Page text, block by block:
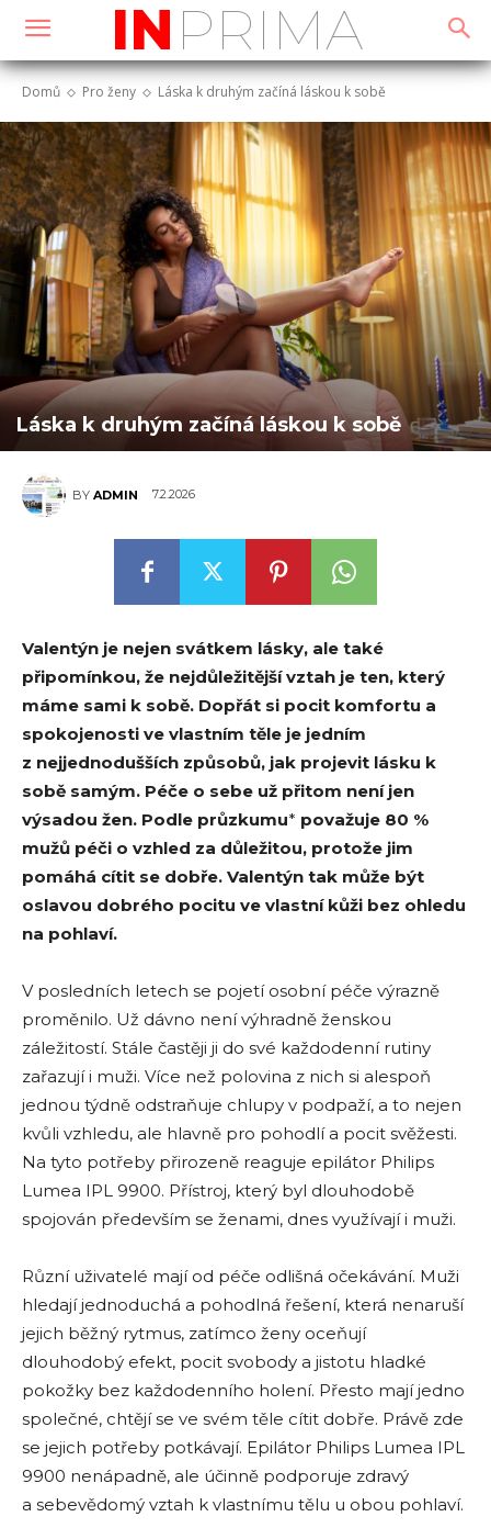
INPRIMA
Domů Pro ženy Láska k druhým začíná láskou k sobě
Láska k druhým začíná láskou k sobě
BY ADMIN 7.2.2026
Valentýn je nejen svátkem lásky, ale také
připomínkou, že nejdůležitější vztah je ten, který
máme sami k sobě. Dopřát si pocit komfortu a
spokojenosti ve vlastním těle je jedním
z nejjednodušších způsobů, jak projevit lásku k
sobě samým. Péče o sebe už přitom není jen
výsadou žen. Podle průzkumu* považuje 80 %
mužů péči o vzhled za důležitou, protože jim
pomáhá cítit se dobře. Valentýn tak může být
oslavou dobrého pocitu ve vlastní kůži bez ohledu
na pohlaví.
V posledních letech se pojetí osobní péče výrazně
proměnilo. Už dávno není výhradně ženskou
záležitostí. Stále častěji ji do své každodenní rutiny
zařazují i muži. Více než polovina z nich si alespoň
jednou týdně odstraňuje chlupy v podpaží, a to nejen
kvůli vzhledu, ale hlavně pro pohodlí a pocit svěžesti.
Na tyto potřeby přirozeně reaguje epilátor Philips
Lumea IPL 9900. Přístroj, který byl dlouhodobě
spojován především se ženami, dnes využívají i muži.
Různí uživatelé mají od péče odlišná očekávání. Muži
hledají jednoduchá a pohodlná řešení, která nenaruší
jejich běžný rytmus, zatímco ženy oceňují
dlouhodobý efekt, pocit svobody a jistotu hladké
pokožky bez každodenního holení. Přesto mají jedno
společné, chtějí se ve svém těle cítit dobře. Právě zde
se jejich potřeby potkávají. Epilátor Philips Lumea IPL
9900 nenápadně, ale účinně podporuje zdravý
a sebevědomý vztah k vlastnímu tělu u obou pohlaví.